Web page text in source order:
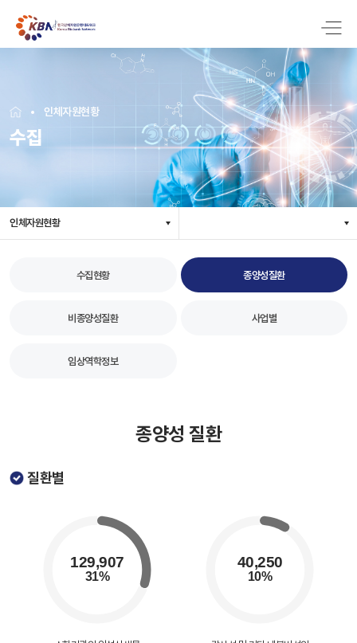
인체자원현황
수집
인체자원현황
수집현황 종양성질환
비종양성질환 사업별
임상역학정보
종양성 질환
질환별